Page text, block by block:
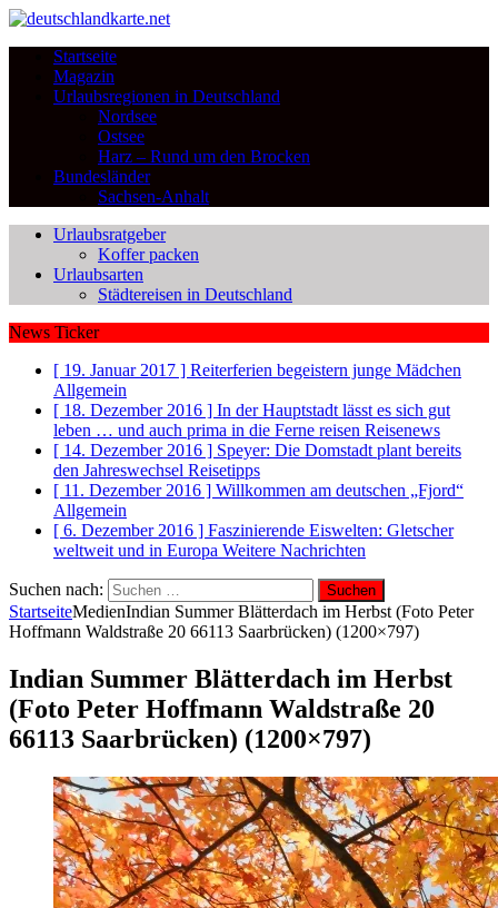
Startseite
Magazin
Urlaubsregionen in Deutschland
Nordsee
Ostsee
Harz – Rund um den Brocken
Bundesländer
Sachsen-Anhalt
Urlaubsratgeber
Koffer packen
Urlaubsarten
Städtereisen in Deutschland
News Ticker
[ 19. Januar 2017 ] Reiterferien begeistern junge Mädchen
Allgemein
[ 18. Dezember 2016 ] In der Hauptstadt lässt es sich gut
leben … und auch prima in die Ferne reisen Reisenews
[ 14. Dezember 2016 ] Speyer: Die Domstadt plant bereits
den Jahreswechsel Reisetipps
[ 11. Dezember 2016 ] Willkommen am deutschen „Fjord“
Allgemein
[ 6. Dezember 2016 ] Faszinierende Eiswelten: Gletscher
weltweit und in Europa Weitere Nachrichten
Suchen nach:
StartseiteMedienIndian Summer Blätterdach im Herbst (Foto Peter
Hoffmann Waldstraße 20 66113 Saarbrücken) (1200×797)
Indian Summer Blätterdach im Herbst
(Foto Peter Hoffmann Waldstraße 20
66113 Saarbrücken) (1200×797)